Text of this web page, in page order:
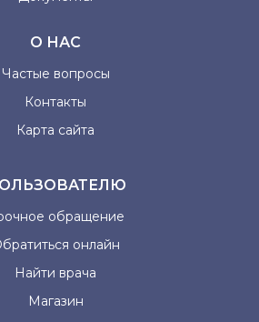
О НАС
Частые вопросы
Контакты
Карта сайта
обращение
онлайн
Найти врача
Магазин